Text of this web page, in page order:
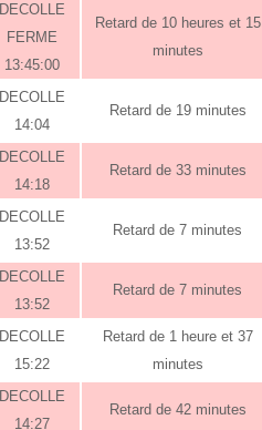
DECOLLE
FERME
13:45:00
Retard de 10 heures et 15
minutes
DECOLLE
14:04
Retard de 19 minutes
DECOLLE
14:18
Retard de 33 minutes
DECOLLE
13:52
Retard de 7 minutes
DECOLLE
13:52
Retard de 7 minutes
DECOLLE
15:22
Retard de 1 heure et 37
minutes
DECOLLE
14:27
Retard de 42 minutes